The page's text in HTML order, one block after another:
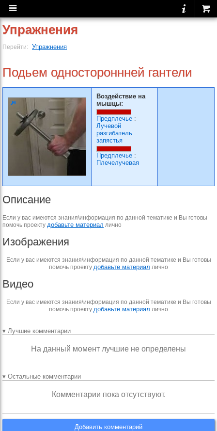
Упражнения
Перейти: Упражнения
Подьем одностороннней гантели
Воздействие на
мышцы:
Предплечье :
Лучевой
разгибатель
запястья
Предплечье :
Плечелучевая
Описание
Если у вас имеются знания\информация по данной тематике и Вы готовы
помочь проекту добавьте материал лично
Изображения
Если у вас имеются знания\информация по данной тематике и Вы готовы
помочь проекту добавьте материал лично
Видео
Если у вас имеются знания\информация по данной тематике и Вы готовы
помочь проекту добавьте материал лично
▾ Лучшие комментарии
На данный момент лучшие не определены
▾ Остальные комментарии
Комментарии пока отсутствуют.
Добавить комментарий